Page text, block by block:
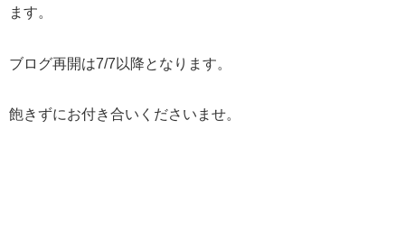
ます。
ブログ再開は7/7以降となります。
飽きずにお付き合いくださいませ。